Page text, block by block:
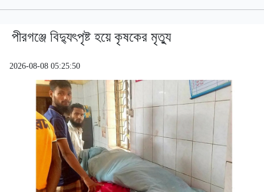
পীরগঞ্জে বিদ্যুৎপৃষ্ট হয়ে কৃষকের মৃত্যু
2026-08-08 05:25:50